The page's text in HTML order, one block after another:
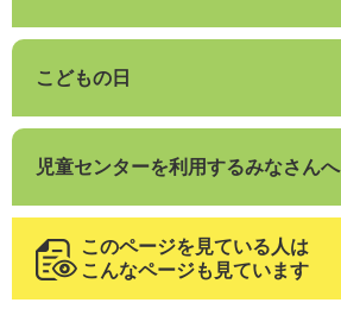
こどもの日
児童センターを利用するみなさんへ
このページを見ている人は
こんなページも見ています